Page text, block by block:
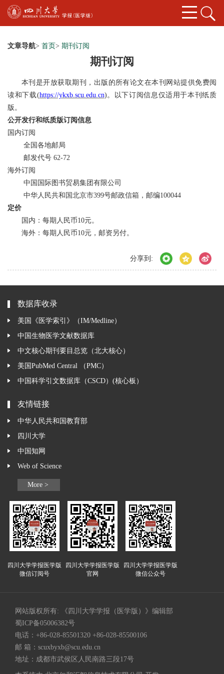
文章导航> 首页> 期刊订阅
期刊订阅
本刊是开放获取期刊，出版的所有论文在本刊网站提供免费阅
读和下载(https://ykxb.scu.edu.cn)。以下订阅信息仅适用于本刊纸质
版。
公开发行和纸质版订阅信息
国内订阅
全国各地邮局
邮发代号 62-72
海外订阅
中国国际图书贸易集团有限公司
中华人民共和国北京市399号邮政信箱 ，邮编100044
定价
国内：每期人民币10元。
海外：每期人民币10元，邮资另付。
分享到:
数据库收录
美国《医学索引》（IM/Medline）
中国生物医学文献数据库
中文核心期刊要目总览（北大核心）
美国PubMed Central （PMC）
中国科学引文数据库（CSCD）(核心板）
友情链接
中华人民共和国教育部
四川大学
中国知网
Web of Science
More >
四川大学学报医学版
微信订阅号
四川大学学报医学版
官网
四川大学学报医学版
微信公众号
网站版权所有: 《四川大学学报（医学版）》编辑部
蜀ICP备05006382号
电话：+86-028-85501320 +86-028-85500106
邮 箱： scuxbyxb@scu.edu.cn
地址：成都市武侯区人民南路三段17号